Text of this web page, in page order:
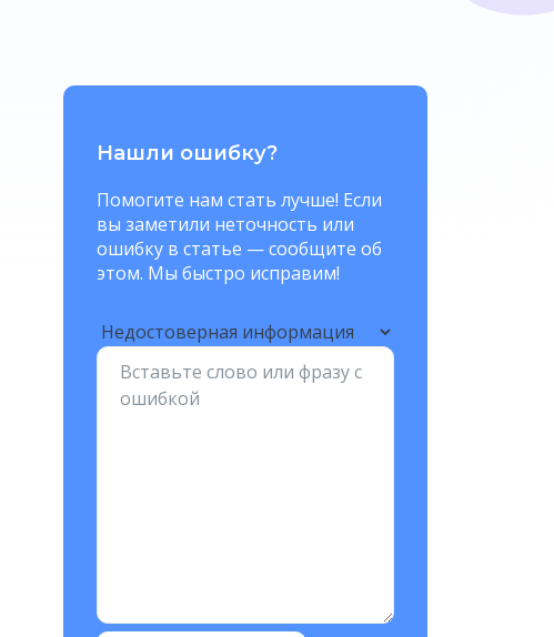
Нашли ошибку?
Помогите нам стать лучше! Если
вы заметили неточность или
ошибку в статье — сообщите об
этом. Мы быстро исправим!